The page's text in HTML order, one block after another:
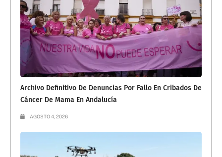
Archivo Definitivo De Denuncias Por Fallo En Cribados De
Cáncer De Mama En Andalucía
AGOSTO 4, 2026